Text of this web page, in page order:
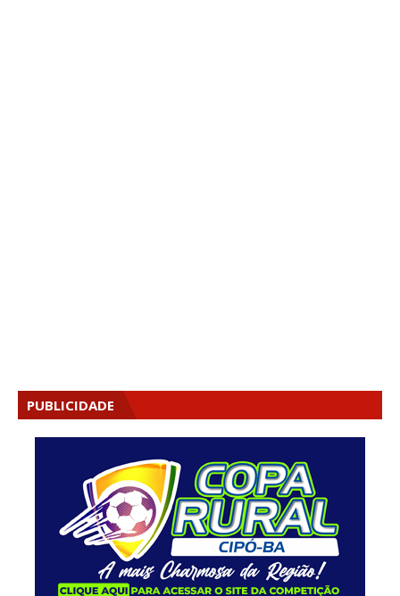
PUBLICIDADE